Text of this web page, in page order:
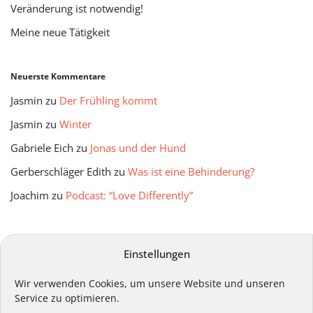
Einstellungen
Wir verwenden Cookies, um unsere Website und unseren
Service zu optimieren.
Veränderung ist notwendig!
Meine neue Tätigkeit
Neuerste Kommentare
Jasmin zu Der Frühling kommt
Jasmin zu Winter
Gabriele Eich zu Jonas und der Hund
Gerberschläger Edith zu Was ist eine Behinderung?
Joachim zu Podcast: “Love Differently”